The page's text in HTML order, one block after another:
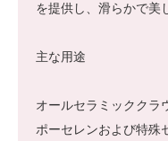
を提供し、滑らかで美
主な用途
オールセラミッククラ
ポーセレンおよび特殊